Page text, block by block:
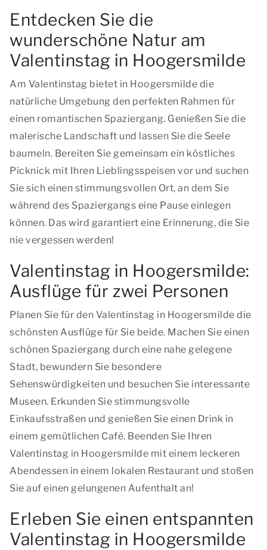
Entdecken Sie die
wunderschöne Natur am
Valentinstag in Hoogersmilde
Am Valentinstag bietet in Hoogersmilde die
natürliche Umgebung den perfekten Rahmen für
einen romantischen Spaziergang. Genießen Sie die
malerische Landschaft und lassen Sie die Seele
baumeln. Bereiten Sie gemeinsam ein köstliches
Picknick mit Ihren Lieblingsspeisen vor und suchen
Sie sich einen stimmungsvollen Ort, an dem Sie
während des Spaziergangs eine Pause einlegen
können. Das wird garantiert eine Erinnerung, die Sie
nie vergessen werden!
Valentinstag in Hoogersmilde:
Ausflüge für zwei Personen
Planen Sie für den Valentinstag in Hoogersmilde die
schönsten Ausflüge für Sie beide. Machen Sie einen
schönen Spaziergang durch eine nahe gelegene
Stadt, bewundern Sie besondere
Sehenswürdigkeiten und besuchen Sie interessante
Museen. Erkunden Sie stimmungsvolle
Einkaufsstraßen und genießen Sie einen Drink in
einem gemütlichen Café. Beenden Sie Ihren
Valentinstag in Hoogersmilde mit einem leckeren
Abendessen in einem lokalen Restaurant und stoßen
Sie auf einen gelungenen Aufenthalt an!
Erleben Sie einen entspannten
Valentinstag in Hoogersmilde